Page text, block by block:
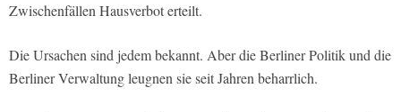
Zwischenfällen Hausverbot erteilt.
Die Ursachen sind jedem bekannt. Aber die Berliner Politik und die
Berliner Verwaltung leugnen sie seit Jahren beharrlich.